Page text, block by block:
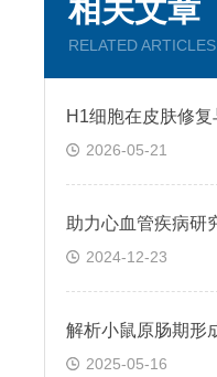
相关文章
RELATED ARTICLES
2026-05-21
2024-12-23
2025-05-16